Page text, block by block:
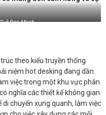
ở Đan Mạch
theo kiểu truyền thống
niệm hot desking đang dần
việc trong một khu vực phân
nghĩa các thiết kế không gian
chuyển xung quanh, làm việc